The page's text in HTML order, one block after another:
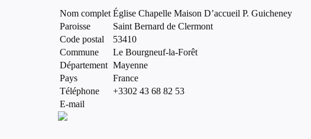
Nom complet Église Chapelle Maison D’accueil P. Guicheney
Paroisse
Saint Bernard de Clermont
Code postal
53410
Commune
Le Bourgneuf-la-Forêt
Département Mayenne
Pays
France
Téléphone
+3302 43 68 82 53
E-mail